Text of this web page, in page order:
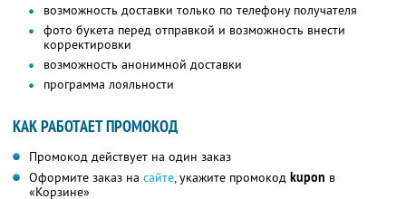
возможность доставки только по телефону получателя
фото букета перед отправкой и возможность внести
корректировки
возможность анонимной доставки
программа лояльности
КАК РАБОТАЕТ ПРОМОКОД
Промокод действует на один заказ
Оформите заказ на сайте, укажите промокод kupon в
«Корзине»